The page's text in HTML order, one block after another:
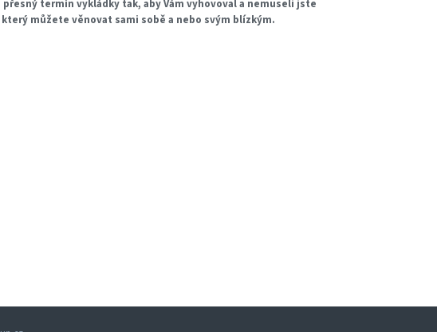
termín vykládky tak, aby Vám vyhovoval a nemuseli jste
můžete věnovat sami sobě a nebo svým blízkým.